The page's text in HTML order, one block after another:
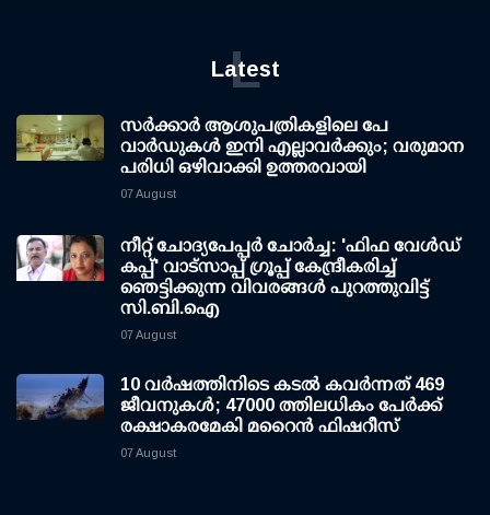
Latest
L
സര്‍ക്കാര്‍ ആശുപത്രികളിലെ പേ
വാര്‍ഡുകള്‍ ഇനി എല്ലാവര്‍ക്കും; വരുമാന
പരിധി ഒഴിവാക്കി ഉത്തരവായി
07 August
നീറ്റ് ചോദ്യപേപ്പര്‍ ചോര്‍ച്ച: 'ഫിഫ വേള്‍ഡ്
കപ്പ്' വാട്സാപ്പ് ഗ്രൂപ്പ് കേന്ദ്രീകരിച്ച്
ഞെട്ടിക്കുന്ന വിവരങ്ങള്‍ പുറത്തുവിട്ട്
സി.ബി.ഐ
07 August
10 വര്‍ഷത്തിനിടെ കടല്‍ കവര്‍ന്നത് 469
ജീവനുകള്‍; 47000 ത്തിലധികം പേര്‍ക്ക്
രക്ഷാകരമേകി മറൈന്‍ ഫിഷറീസ്
07 August